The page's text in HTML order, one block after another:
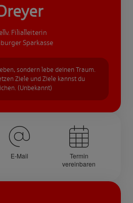
Filialleiterin
Sparkasse
sondern lebe deinen Traum.
Ziele und Ziele kannst du
(Unbekannt)
E-Mail
Termin
vereinbaren